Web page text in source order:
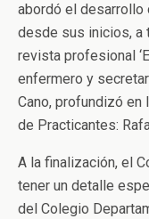
abordó el desarrollo
desde sus inicios, a
revista profesional
enfermero y
Cano, profundizó
de Practicantes:
A la finalización, el
tener un detalle
del Colegio